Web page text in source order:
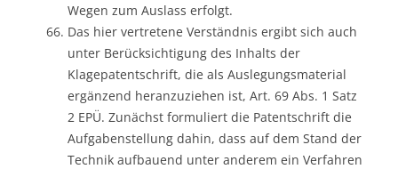
Wegen zum Auslass erfolgt.
Das hier vertretene Verständnis ergibt sich auch
unter Berücksichtigung des Inhalts der
Klagepatentschrift, die als Auslegungsmaterial
ergänzend heranzuziehen ist, Art. 69 Abs. 1 Satz
2 EPÜ. Zunächst formuliert die Patentschrift die
Aufgabenstellung dahin, dass auf dem Stand der
Technik aufbauend unter anderem ein Verfahren